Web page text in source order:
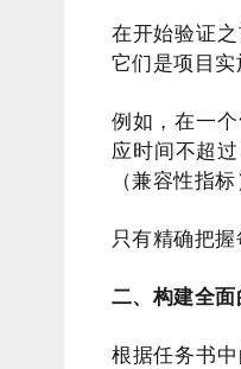
在开始验证
它们是项目实
例如，在一
应时间不超
（兼容性指标
只有精确把
二、构建全
根据任务书